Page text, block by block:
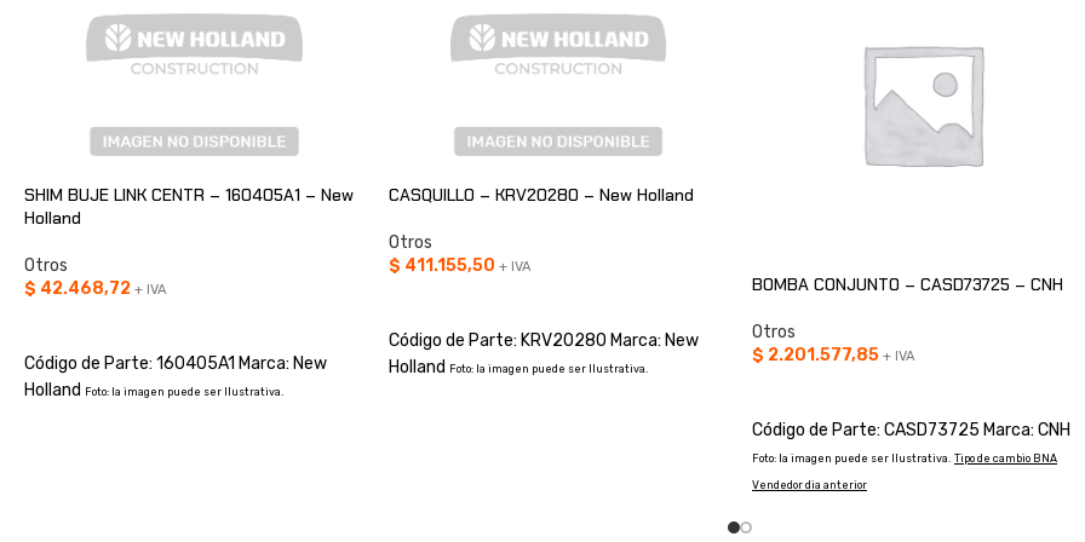
SHIM BUJE LINK CENTR – 160405A1 – New
Holland
Otros
$ 42.468,72 + IVA
Código de Parte: 160405A1 Marca: New
Holland
Foto: la imagen puede ser Ilustrativa.
CASQUILLO – KRV20280 – New Holland
Otros
$ 411.155,50 + IVA
Código de Parte: KRV20280 Marca: New
Holland
Foto: la imagen puede ser Ilustrativa.
BOMBA CONJUNTO – CASD73725 – CNH
Otros
$ 2.201.577,85 + IVA
Código de Parte: CASD73725 Marca: CNH
Foto: la imagen puede ser Ilustrativa. Tipo de cambio BNA
Vendedor dia anterior